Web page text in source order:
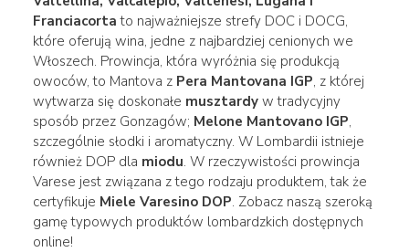
Franciacorta to najważniejsze strefy DOC i DOCG,
które oferują wina, jedne z najbardziej cenionych we
Włoszech. Prowincja, która wyróżnia się produkcją
owoców, to Mantova z Pera Mantovana IGP, z której
wytwarza się doskonałe musztardyw tradycyjny
sposób przez Gonzagów; Melone Mantovano IGP,
szczególnie słodki i aromatyczny. W Lombardii istnieje
również DOP dla miodu. W rzeczywistości prowincja
Varese jest związana z tego rodzaju produktem, tak że
certyfikuje Miele Varesino DOP. Zobacz naszą szeroką
gamę typowych produktów lombardzkich dostępnych
online!